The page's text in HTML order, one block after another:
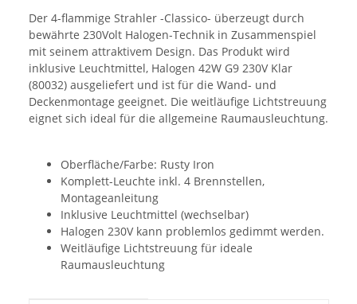
Der 4-flammige Strahler -Classico- überzeugt durch
bewährte 230Volt Halogen-Technik in Zusammenspiel
mit seinem attraktivem Design. Das Produkt wird
inklusive Leuchtmittel, Halogen 42W G9 230V Klar
(80032) ausgeliefert und ist für die Wand- und
Deckenmontage geeignet. Die weitläufige Lichtstreuung
eignet sich ideal für die allgemeine Raumausleuchtung.
Oberfläche/Farbe: Rusty Iron
Komplett-Leuchte inkl. 4 Brennstellen,
Montageanleitung
Inklusive Leuchtmittel (wechselbar)
Halogen 230V kann problemlos gedimmt werden.
Weitläufige Lichtstreuung für ideale
Raumausleuchtung